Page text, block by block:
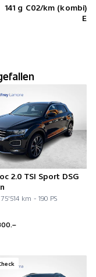
141 g C02/km (kombi)
E
2.0 TSI Sport DSG
km - 190 PS